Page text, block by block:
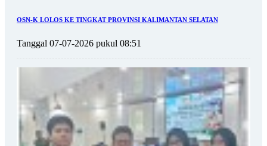
OSN-K LOLOS KE TINGKAT PROVINSI KALIMANTAN SELATAN
Tanggal 07-07-2026 pukul 08:51